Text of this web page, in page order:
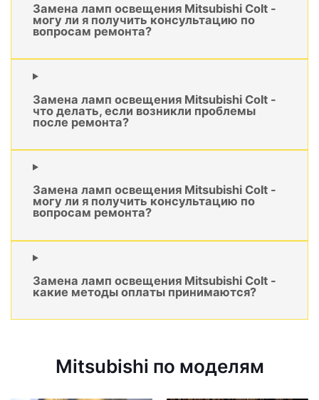
Замена ламп освещения Mitsubishi Colt -
могу ли я получить консультацию по
вопросам ремонта?
Замена ламп освещения Mitsubishi Colt -
что делать, если возникли проблемы
после ремонта?
Замена ламп освещения Mitsubishi Colt -
могу ли я получить консультацию по
вопросам ремонта?
Замена ламп освещения Mitsubishi Colt -
какие методы оплаты принимаются?
Mitsubishi по моделям